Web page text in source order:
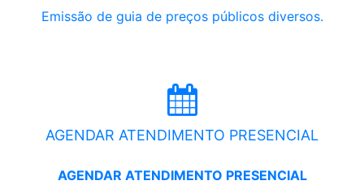
Emissão de guia de preços públicos diversos.
AGENDAR ATENDIMENTO PRESENCIAL
AGENDAR ATENDIMENTO PRESENCIAL